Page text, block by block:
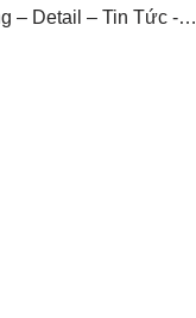
– Detail – Tin Tức -…